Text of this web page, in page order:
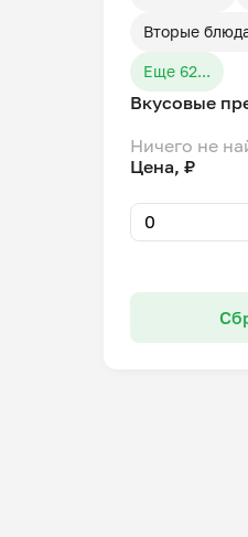
Вторые
Еще 62...
Вкусовые
Ничего не
Цена, ₽